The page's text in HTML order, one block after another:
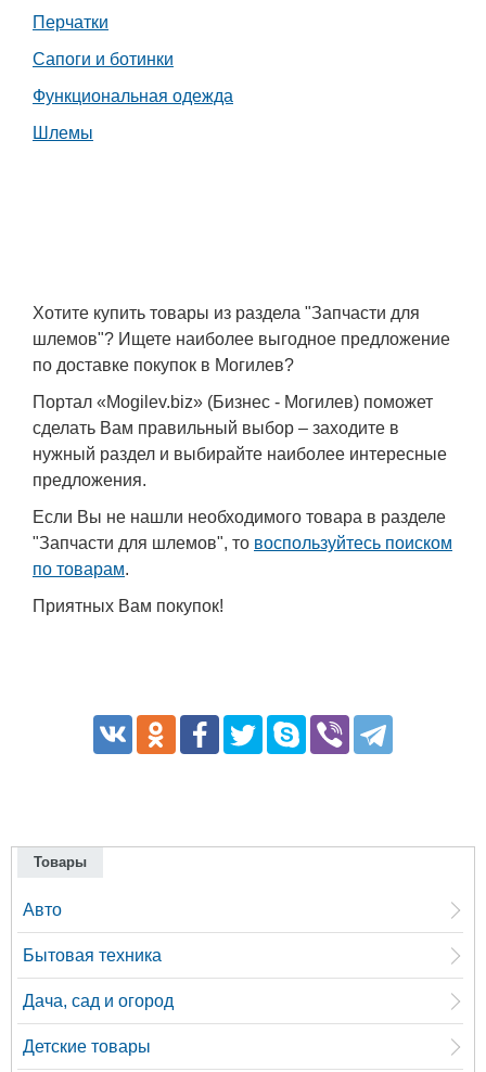
Еще
Перчатки
Сапоги и ботинки
Функциональная одежда
Шлемы
Хотите купить товары из раздела "Запчасти для
шлемов"? Ищете наиболее выгодное предложение
по доставке покупок в Могилев?
Портал «Mogilev.biz» (Бизнес - Могилев) поможет
сделать Вам правильный выбор – заходите в
нужный раздел и выбирайте наиболее интересные
предложения.
Если Вы не нашли необходимого товара в разделе
"Запчасти для шлемов", то воспользуйтесь поиском
по товарам.
Приятных Вам покупок!
Товары
Авто
Бытовая техника
Дача, сад и огород
Детские товары